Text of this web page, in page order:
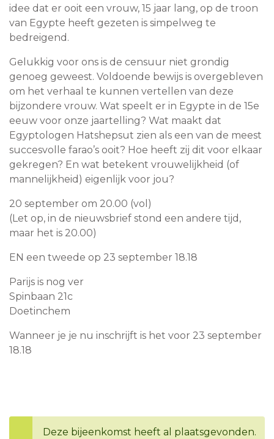
idee dat er ooit een vrouw, 15 jaar lang, op de troon
van Egypte heeft gezeten is simpelweg te
bedreigend.
Gelukkig voor ons is de censuur niet grondig
genoeg geweest. Voldoende bewijs is overgebleven
om het verhaal te kunnen vertellen van deze
bijzondere vrouw. Wat speelt er in Egypte in de 15e
eeuw voor onze jaartelling? Wat maakt dat
Egyptologen Hatshepsut zien als een van de meest
succesvolle farao’s ooit? Hoe heeft zij dit voor elkaar
gekregen? En wat betekent vrouwelijkheid (of
mannelijkheid) eigenlijk voor jou?
20 september om 20.00 (vol)
(Let op, in de nieuwsbrief stond een andere tijd,
maar het is 20.00)
EN een tweede op 23 september 18.18
Parijs is nog ver
Spinbaan 21c
Doetinchem
Wanneer je je nu inschrijft is het voor 23 september
18.18
Deze bijeenkomst heeft al plaatsgevonden.